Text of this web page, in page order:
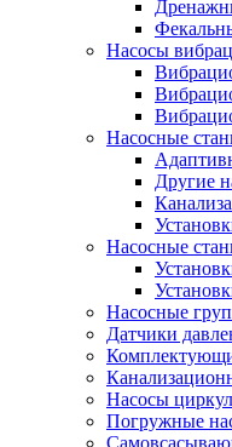
Насосы
Насосные
Другие
Насосные
Насосные
Датчики
Насосы
Погружные